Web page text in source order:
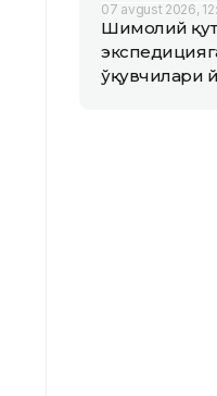
07 avgust 2026,
Шимолий
ўқувчилари